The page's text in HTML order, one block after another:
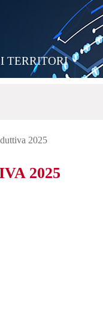
TERRITORI
2025
2025